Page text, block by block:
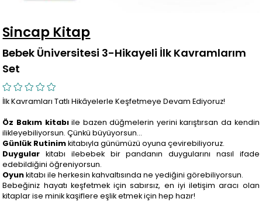
Sincap Kitap
Bebek Üniversitesi 3-Hikayeli İlk Kavramlarım
Set
İlk Kavramları Tatlı Hikâyelerle Keşfetmeye Devam Ediyoruz!
Öz Bakım kitabıile bazen düğmelerin yerini karıştırsan da kendin
ilikleyebiliyorsun. Çünkü büyüyorsun…
Günlük Rutinimkitabıyla günümüzü oyuna çevirebiliyoruz.
Duygular kitabı ilebebek bir pandanın duygularını nasıl ifade
edebildiğini öğreniyorsun.
Oyunkitabı ile herkesin kahvaltısında ne yediğini görebiliyorsun.
Bebeğiniz hayatı keşfetmek için sabırsız, en iyi iletişim aracı olan
kitaplar ise minik kaşiflere eşlik etmek için hep hazır!